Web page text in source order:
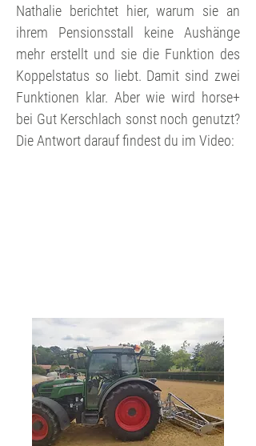
Nathalie berichtet hier, warum sie an
ihrem Pensionsstall keine Aushänge
mehr erstellt und sie die Funktion des
Koppelstatus so liebt. Damit sind zwei
Funktionen klar. Aber wie wird horse+
bei Gut Kerschlach sonst noch genutzt?
Die Antwort darauf findest du im Video: